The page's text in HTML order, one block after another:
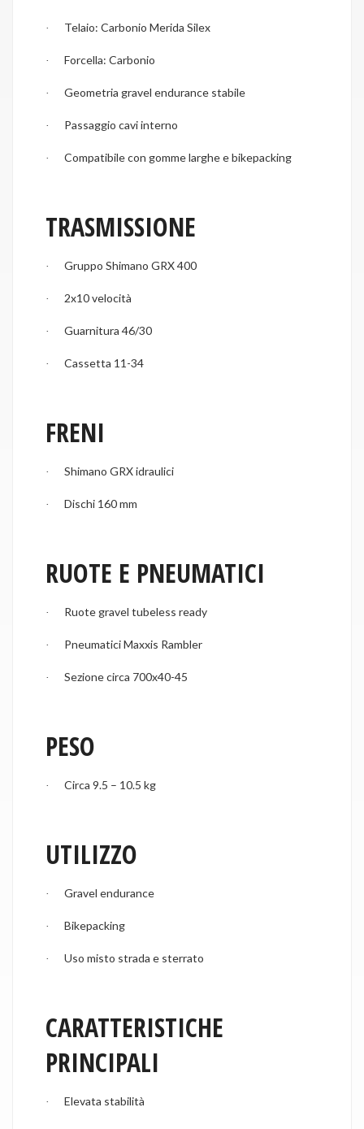
· Telaio: Carbonio Merida Silex
· Forcella: Carbonio
· Geometria gravel endurance stabile
· Passaggio cavi interno
· Compatibile con gomme larghe e bikepacking
TRASMISSIONE
· Gruppo Shimano GRX 400
· 2x10 velocità
· Guarnitura 46/30
· Cassetta 11-34
FRENI
· Shimano GRX idraulici
· Dischi 160 mm
RUOTE E PNEUMATICI
· Ruote gravel tubeless ready
· Pneumatici Maxxis Rambler
· Sezione circa 700x40-45
PESO
· Circa 9.5 – 10.5 kg
UTILIZZO
· Gravel endurance
· Bikepacking
· Uso misto strada e sterrato
CARATTERISTICHE
PRINCIPALI
· Elevata stabilità